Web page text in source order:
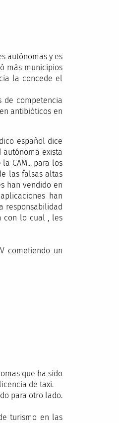
autónomas y es
más municipios
la concede el
de competencia
antibióticos en
español dice
autónoma exista
CAM... para los
las falsas altas
han vendido en
han
responsabilidad
con lo cual , les
cometiendo un
que ha sido
de taxi.
para otro lado.
turismo en las